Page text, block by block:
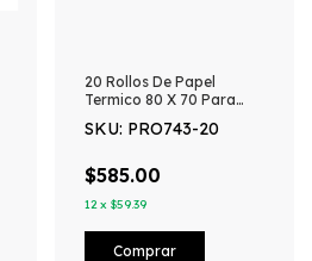
20 Rollos De Papel
Termico 80 X 70 Para
Blanco
SKU: PRO743-20
$585.00
12 x $59.39